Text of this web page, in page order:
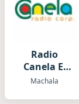
Radio
Canela El
Oro
Machala